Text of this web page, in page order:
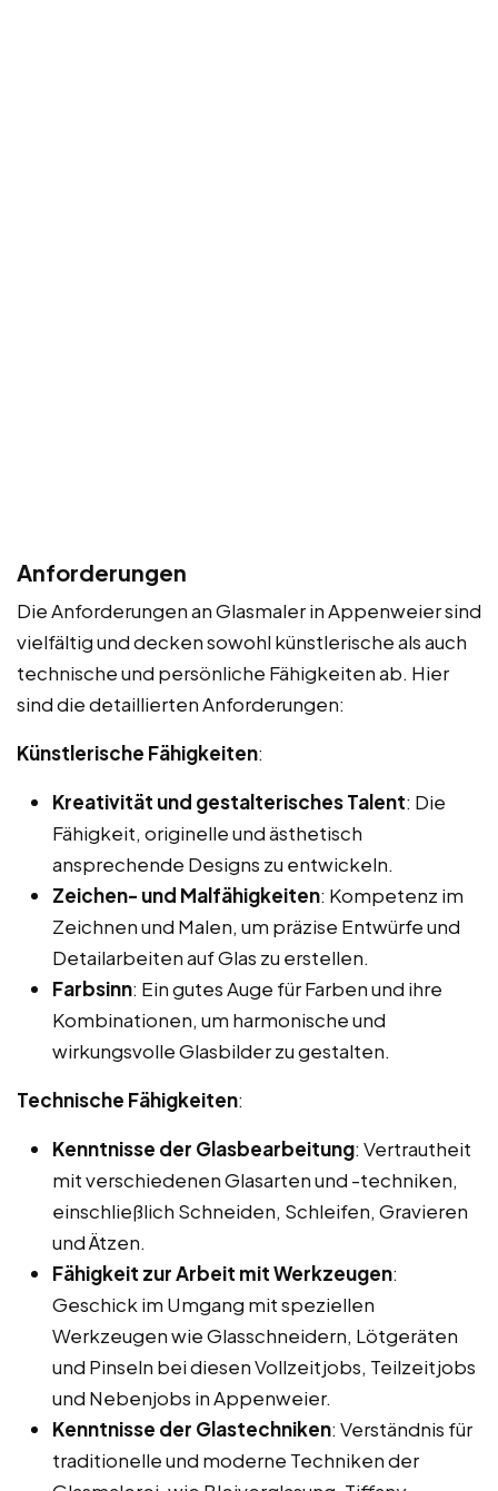
Anforderungen
Die Anforderungen an Glasmaler in Appenweier sind
vielfältig und decken sowohl künstlerische als auch
technische und persönliche Fähigkeiten ab. Hier
sind die detaillierten Anforderungen:
Künstlerische Fähigkeiten:
Kreativität und gestalterisches Talent: Die
Fähigkeit, originelle und ästhetisch
ansprechende Designs zu entwickeln.
Zeichen- und Malfähigkeiten: Kompetenz im
Zeichnen und Malen, um präzise Entwürfe und
Detailarbeiten auf Glas zu erstellen.
Farbsinn: Ein gutes Auge für Farben und ihre
Kombinationen, um harmonische und
wirkungsvolle Glasbilder zu gestalten.
Technische Fähigkeiten:
Kenntnisse der Glasbearbeitung: Vertrautheit
mit verschiedenen Glasarten und -techniken,
einschließlich Schneiden, Schleifen, Gravieren
und Ätzen.
Fähigkeit zur Arbeit mit Werkzeugen:
Geschick im Umgang mit speziellen
Werkzeugen wie Glasschneidern, Lötgeräten
und Pinseln bei diesen Vollzeitjobs, Teilzeitjobs
und Nebenjobs in Appenweier.
Kenntnisse der Glastechniken: Verständnis für
traditionelle und moderne Techniken der